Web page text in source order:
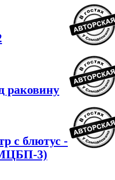
раковину
с блютус -
3)